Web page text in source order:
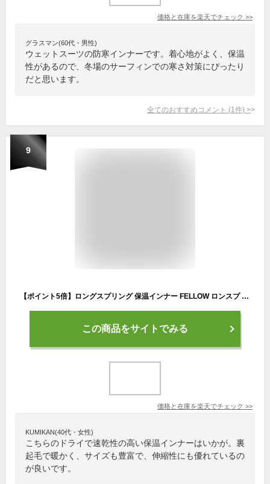
価格と在庫を楽天でチェック >>
グラスマン(60代・男性)
ウェットスーツの防寒インナーです。着心地がよく、保温
性があるので、冬場のサーフィンでの寒さ対策にぴったり
だと思います。
全てのおすすめコメント (1 件) >
9
【ポイント5倍】ロングスプリング 保温インナー FELLOW ロンスプ サーフィン 裏起毛 エアーヒート起毛インナー ウェットスーツ インナー ウエットスーツ 防寒インナー セミドライスーツ用インナー SUP ダイビング JPSA 日本規格 大きいサイズ
この商品をサイトでみる
価格と在庫を楽天でチェック >>
KUMIKAN(40代・女性)
こちらのドライで速乾性の高い保温インナーはいかが。裏
起毛で暖かく、サイズも豊富で、伸縮性にも優れているの
が良いです。